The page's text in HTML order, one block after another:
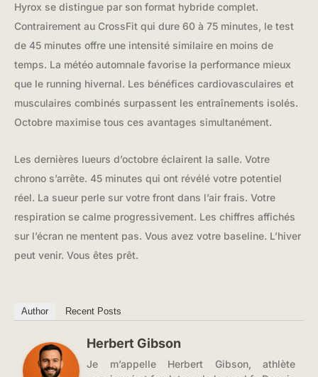
Hyrox se distingue par son format hybride complet.
Contrairement au CrossFit qui dure 60 à 75 minutes, le test
de 45 minutes offre une intensité similaire en moins de
temps. La météo automnale favorise la performance mieux
que le running hivernal. Les bénéfices cardiovasculaires et
musculaires combinés surpassent les entraînements isolés.
Octobre maximise tous ces avantages simultanément.
Les dernières lueurs d’octobre éclairent la salle. Votre
chrono s’arrête. 45 minutes qui ont révélé votre potentiel
réel. La sueur perle sur votre front dans l’air frais. Votre
respiration se calme progressivement. Les chiffres affichés
sur l’écran ne mentent pas. Vous avez votre baseline. L’hiver
peut venir. Vous êtes prêt.
Author Recent Posts
Herbert Gibson
Je m’appelle Herbert Gibson, athlète